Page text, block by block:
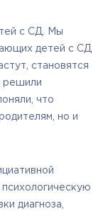
с СД. Мы
детей с СД
становятся
решили
что
но и
психологическую
диагноза,